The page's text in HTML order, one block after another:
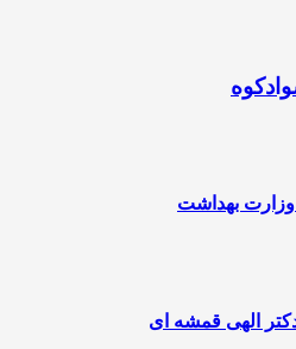
وزارت بهداشت
الهی قمشه ای